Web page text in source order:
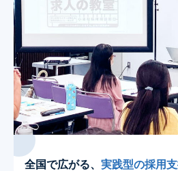
全国で広がる、 実践型の採用